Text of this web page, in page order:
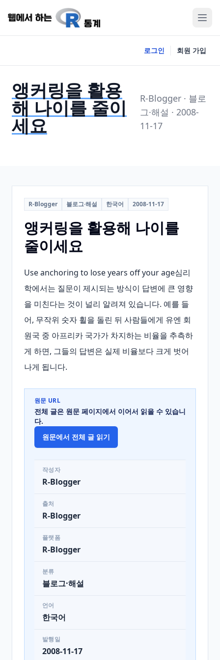
로그인 회원 가입
앵커링을 활용
해 나이를 줄이
세요
R-Blogger · 블로
그·해설 · 2008-
11-17
R-Blogger 블로그·해설 한국어 2008-11-17
앵커링을 활용해 나이를
줄이세요
Use anchoring to lose years off your age심리
학에서는 질문이 제시되는 방식이 답변에 큰 영향
을 미친다는 것이 널리 알려져 있습니다. 예를 들
어, 무작위 숫자 휠을 돌린 뒤 사람들에게 유엔 회
원국 중 아프리카 국가가 차지하는 비율을 추측하
게 하면, 그들의 답변은 실제 비율보다 크게 벗어
나게 됩니다.
원문 URL
전체 글은 원문 페이지에서 이어서 읽을 수 있습니
다.
원문에서 전체 글 읽기
작성자
R-Blogger
출처
R-Blogger
플랫폼
R-Blogger
분류
블로그·해설
언어
한국어
발행일
2008-11-17